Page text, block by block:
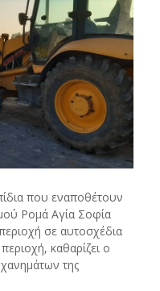
που εναποθέτουν
Ρομά Αγία Σοφία
σε αυτοσχέδια
καθαρίζει ο
της